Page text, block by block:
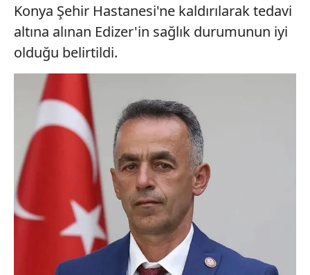
Konya Şehir Hastanesi'ne kaldırılarak tedavi
altına alınan Edizer'in sağlık durumunun iyi
olduğu belirtildi.